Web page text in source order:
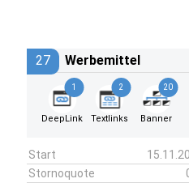
27 Werbemittel
1
DeepLink
2
Textlinks
20
Banner
Start
Stornoquote